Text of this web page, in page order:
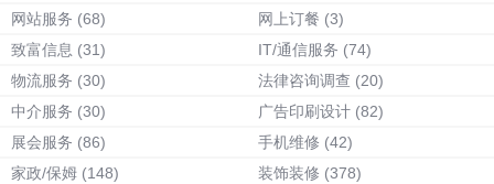
网站服务 (68) 网上订餐 (3)
致富信息 (31) IT/通信服务 (74)
物流服务 (30) 法律咨询调查 (20)
中介服务 (30) 广告印刷设计 (82)
展会服务 (86) 手机维修 (42)
家政/保姆 (148) 装饰装修 (378)